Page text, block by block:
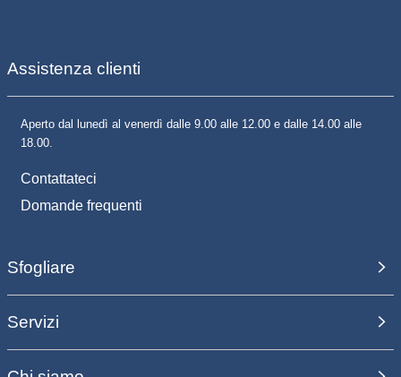
Assistenza clienti
Aperto dal lunedì al venerdì dalle 9.00 alle 12.00 e dalle 14.00 alle
18.00.
Contattateci
Domande frequenti
Sfogliare
Servizi